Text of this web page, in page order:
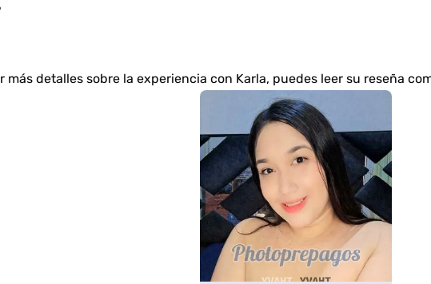
más detalles sobre la experiencia con Karla, puedes leer su reseña